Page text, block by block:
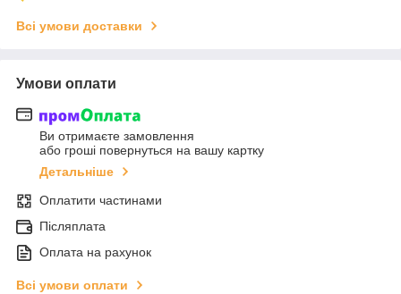
Всі умови доставки
Умови оплати
Ви отримаєте замовлення
або гроші повернуться на вашу картку
Детальніше
Оплатити частинами
Післяплата
Оплата на рахунок
Всі умови оплати